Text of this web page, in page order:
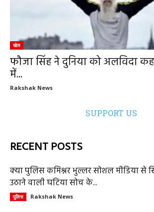
खेल
फौजा सिंह ने दुनिया को अलविदा
में...
Rakshak News
SUPPORT US
RECENT POSTS
क्या पुलिस कमिश्नर भुल्लर सोशल मीडिया से
उठाने वाली घटिया सोच के...
पुलिस Rakshak News